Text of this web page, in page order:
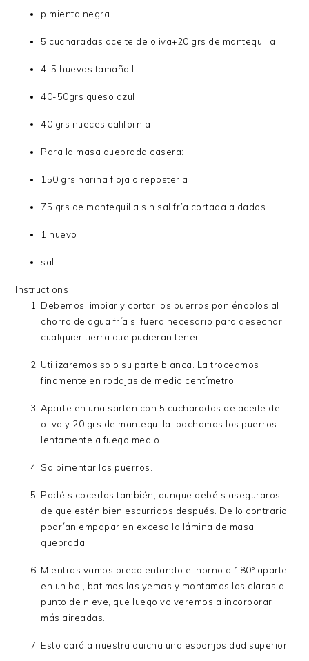
pimienta negra
5 cucharadas aceite de oliva+20 grs de mantequilla
4-5 huevos tamaño L
40-50grs queso azul
40 grs nueces california
Para la masa quebrada casera:
150 grs harina floja o reposteria
75 grs de mantequilla sin sal fría cortada a dados
1 huevo
sal
Instructions
Debemos limpiar y cortar los puerros,poniéndolos al
chorro de agua fría si fuera necesario para desechar
cualquier tierra que pudieran tener.
Utilizaremos solo su parte blanca. La troceamos
finamente en rodajas de medio centímetro.
Aparte en una sarten con 5 cucharadas de aceite de
oliva y 20 grs de mantequilla; pochamos los puerros
lentamente a fuego medio.
Salpimentar los puerros.
Podéis cocerlos también, aunque debéis aseguraros
de que estén bien escurridos después. De lo contrario
podrían empapar en exceso la lámina de masa
quebrada.
Mientras vamos precalentando el horno a 180º aparte
en un bol, batimos las yemas y montamos las claras a
punto de nieve, que luego volveremos a incorporar
más aireadas.
Esto dará a nuestra quicha una esponjosidad superior.